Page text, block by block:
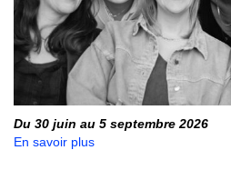
Du 30 juin au 5 septembre 2026
En savoir plus